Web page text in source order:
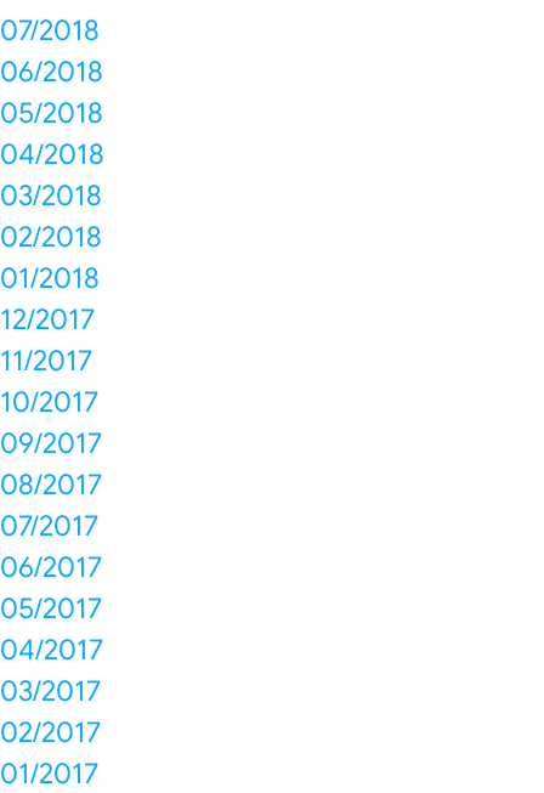
07/2018
06/2018
05/2018
04/2018
03/2018
02/2018
01/2018
12/2017
11/2017
10/2017
09/2017
08/2017
07/2017
06/2017
05/2017
04/2017
03/2017
02/2017
01/2017